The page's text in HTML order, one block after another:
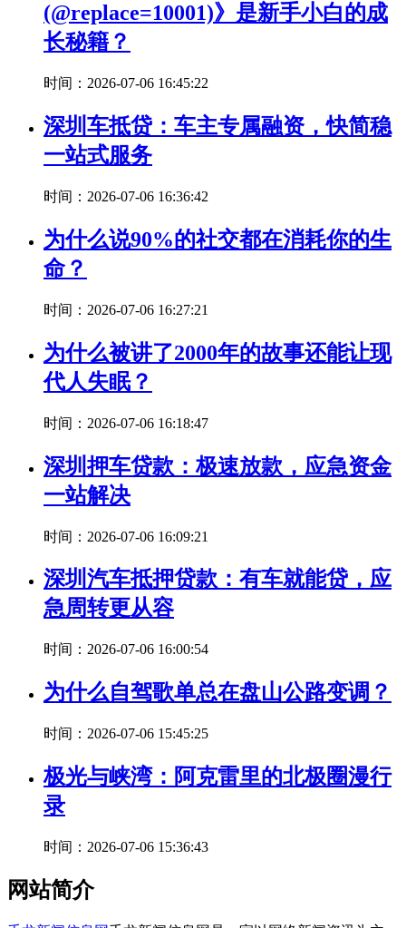
(@replace=10001)》是新手小白的成
长秘籍？
时间：2026-07-06 16:45:22
深圳车抵贷：车主专属融资，快简稳
一站式服务
时间：2026-07-06 16:36:42
为什么说90%的社交都在消耗你的生
命？
时间：2026-07-06 16:27:21
为什么被讲了2000年的故事还能让现
代人失眠？
时间：2026-07-06 16:18:47
深圳押车贷款：极速放款，应急资金
一站解决
时间：2026-07-06 16:09:21
深圳汽车抵押贷款：有车就能贷，应
急周转更从容
时间：2026-07-06 16:00:54
为什么自驾歌单总在盘山公路变调？
时间：2026-07-06 15:45:25
极光与峡湾：阿克雷里的北极圈漫行
录
时间：2026-07-06 15:36:43
网站简介